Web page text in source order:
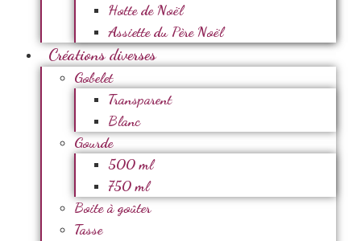
Hotte de Noël
Assiette du Père Noël
Créations diverses
Gobelet
Transparent
Blanc
Gourde
500 ml
750 ml
Boite à goûter
Tasse